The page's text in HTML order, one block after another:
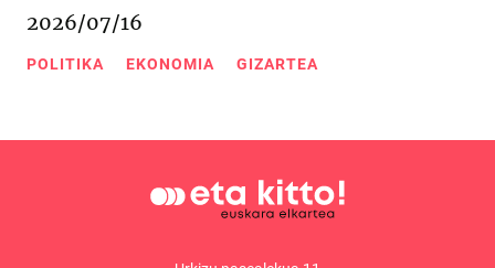
2026/07/16
POLITIKA EKONOMIA GIZARTEA